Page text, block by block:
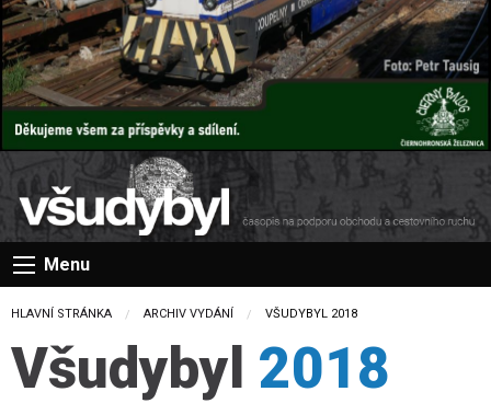
Menu
HLAVNÍ STRÁNKA ARCHIV VYDÁNÍ CURRENT:
VŠUDYBYL 2018
Všudybyl 2018